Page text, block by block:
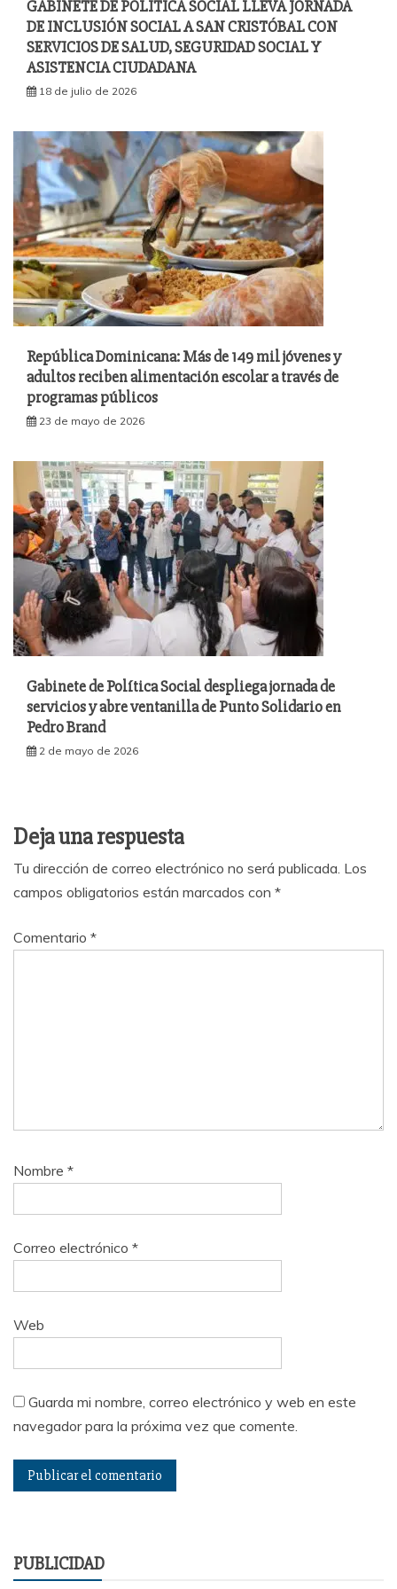
GABINETE DE POLÍTICA SOCIAL LLEVA JORNADA
DE INCLUSIÓN SOCIAL A SAN CRISTÓBAL CON
SERVICIOS DE SALUD, SEGURIDAD SOCIAL Y
ASISTENCIA CIUDADANA
18 de julio de 2026
República Dominicana: Más de 149 mil jóvenes y
adultos reciben alimentación escolar a través de
programas públicos
23 de mayo de 2026
Gabinete de Política Social despliega jornada de
servicios y abre ventanilla de Punto Solidario en
Pedro Brand
2 de mayo de 2026
Deja una respuesta
Tu dirección de correo electrónico no será publicada. Los
campos obligatorios están marcados con *
Comentario *
Nombre *
Correo electrónico *
Web
Guarda mi nombre, correo electrónico y web en este
navegador para la próxima vez que comente.
PUBLICIDAD